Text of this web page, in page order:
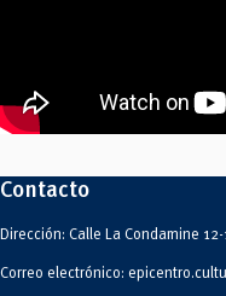
Contacto
Dirección: Calle La Condamine
Correo electrónico: